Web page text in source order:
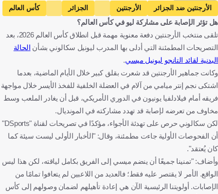
Getty Images
الأرجنتين ضد الجزائر الأرجنتين الجزائر
كأس العالم
ليونيل سكالوني
ليونيل ميسي الأرجنتين
الولايات المتحدة
كرة قدم
هل تؤثر الإصابة على مشاركة ليو في كأس العالم؟
تلقى منتخب الأرجنتين دفعة معنوية مهمة قبل انطلاق كأس العالم 2026، بعد
التصريحات المطمئنة التي أدلى بها المدرب ليونيل سكالوني بشأن الحالة
البدنية لقائد التانجو ليونيل ميسي.
وكانت جماهير الأرجنتين قد شعرت بقلق كبير خلال الأيام الماضية، بعدما
اشتكى نجم إنتر ميامي من آلام في العضلة الخلفية للفخذ الأيسر خلال مواجهة
فريقه أمام فيلادلفيا يونيون في الدوري الأمريكي، قبل أن يغادر الملعب وسط
مخاوف من تعرضه لإصابة قد تهدد مشاركته في المونديال.
لكن سكالوني حرص على تهدئة الأجواء، مؤكدًا في تصريحات لقناة "DSports"
أن الفحوصات الأولية جاءت مطمئنة، وقال: "الأخبار الأولى ليست سيئة كما
كان يُعتقد".
وأضاف: "تمنينا جميعًا أن ينضم ميسي إلى الفريق بكامل لياقته، لكن هذا ليس
الواقع. الأمر لا يقتصر عليه فقط؛ فالعديد من اللاعبين لم يتعافوا تمامًا من
الإصابات. أولويتنا الرئيسية الآن هي إعادة تأهيلهم لضمان وصولهم إلى كأس